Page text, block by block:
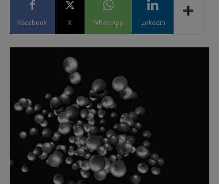
Facebook X WhatsApp Linkedin